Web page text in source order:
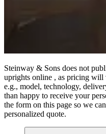
Steinway ⁠&⁠ Sons does not
uprights online , as pricing will
e.g., model, technology,
than happy to receive your
the form on this page so we
personalized quote.